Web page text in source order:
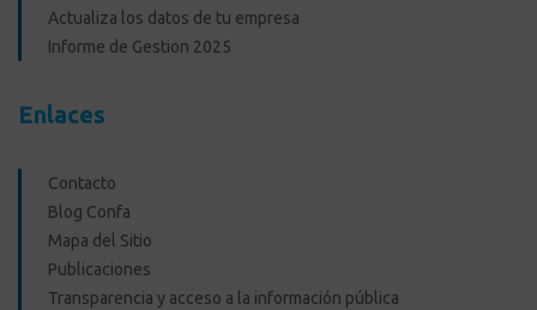
Actualiza los datos de tu empresa
Informe de Gestion 2025
Enlaces
Contacto
Blog Confa
Mapa del Sitio
Publicaciones
Transparencia y acceso a la información pública